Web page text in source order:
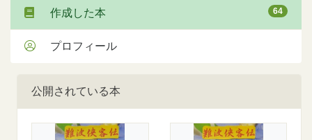
公開されている本
作成した本 64
プロフィール